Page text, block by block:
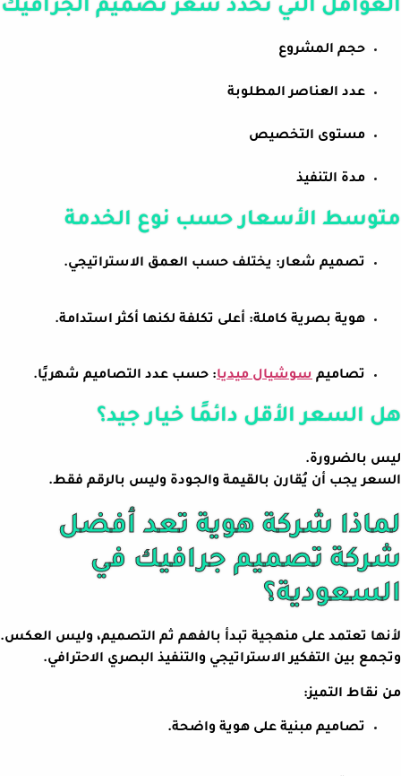
العوامل التي تحدد سعر تصميم الجرافيك
حجم المشروع
عدد العناصر المطلوبة
مستوى التخصيص
مدة التنفيذ
متوسط الأسعار حسب نوع الخدمة
تصميم شعار: يختلف حسب العمق الاستراتيجي.
هوية بصرية كاملة: أعلى تكلفة لكنها أكثر استدامة.
تصاميم سوشيال ميديا: حسب عدد التصاميم شهريًا.
هل السعر الأقل دائمًا خيار جيد؟
ليس بالضرورة.
السعر يجب أن يُقارن بالقيمة والجودة وليس بالرقم فقط.
لماذا شركة هوية تعد أفضل
شركة تصميم جرافيك في
السعودية؟
لأنها تعتمد على منهجية تبدأ بالفهم ثم التصميم، وليس العكس.
وتجمع بين التفكير الاستراتيجي والتنفيذ البصري الاحترافي.
من نقاط التميز:
تصاميم مبنية على هوية واضحة.